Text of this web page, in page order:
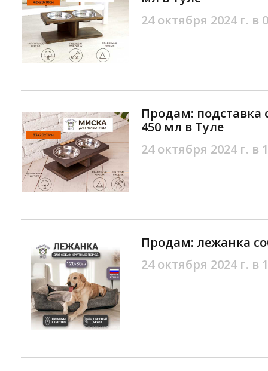
24 октября 2024 г. в
Продам: подставка
450 мл в Туле
24 октября 2024 г. в
Продам: лежанка
24 октября 2024 г. в